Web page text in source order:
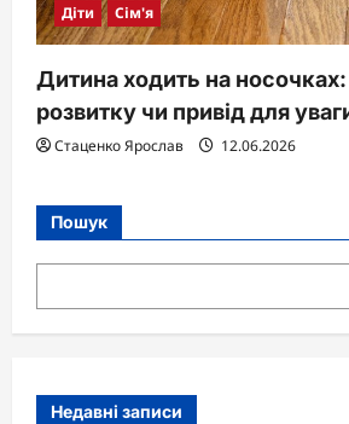
Діти Сім'я
Дитина ходить на
розвитку чи привід для
Стаценко Ярослав 12.06.2026
Пошук
Недавні записи